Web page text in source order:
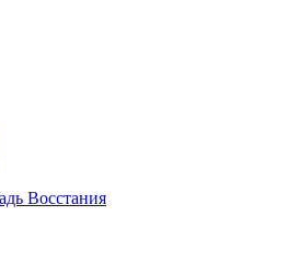
Восстания
косметология
косметология
косметология